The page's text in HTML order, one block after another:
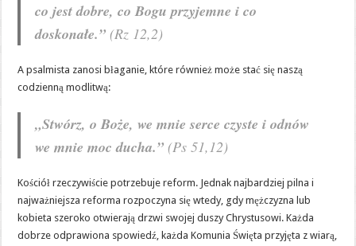
co jest dobre, co Bogu przyjemne i co
doskonałe.” (Rz 12,2)
A psalmista zanosi błaganie, które również może stać się naszą
codzienną modlitwą:
„Stwórz, o Boże, we mnie serce czyste i odnów
we mnie moc ducha.” (Ps 51,12)
Kościół rzeczywiście potrzebuje reform. Jednak najbardziej pilna i
najważniejsza reforma rozpoczyna się wtedy, gdy mężczyzna lub
kobieta szeroko otwierają drzwi swojej duszy Chrystusowi. Każda
dobrze odprawiona spowiedź, każda Komunia Święta przyjęta z wiarą,